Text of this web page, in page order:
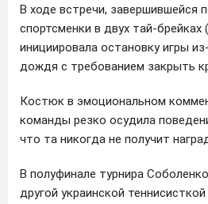
В ходе встречи, завершившейся
спортсменки в двух тай-брейках
инициировала остановку игры
дождя с требованием закрыть
Костюк в эмоциональном
команды резко осудила
что та никогда не получит
В полуфинале турнира
другой украинской